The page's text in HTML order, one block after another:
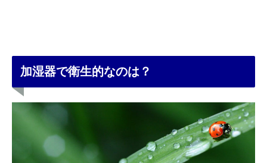
加湿器で衛生的なのは？